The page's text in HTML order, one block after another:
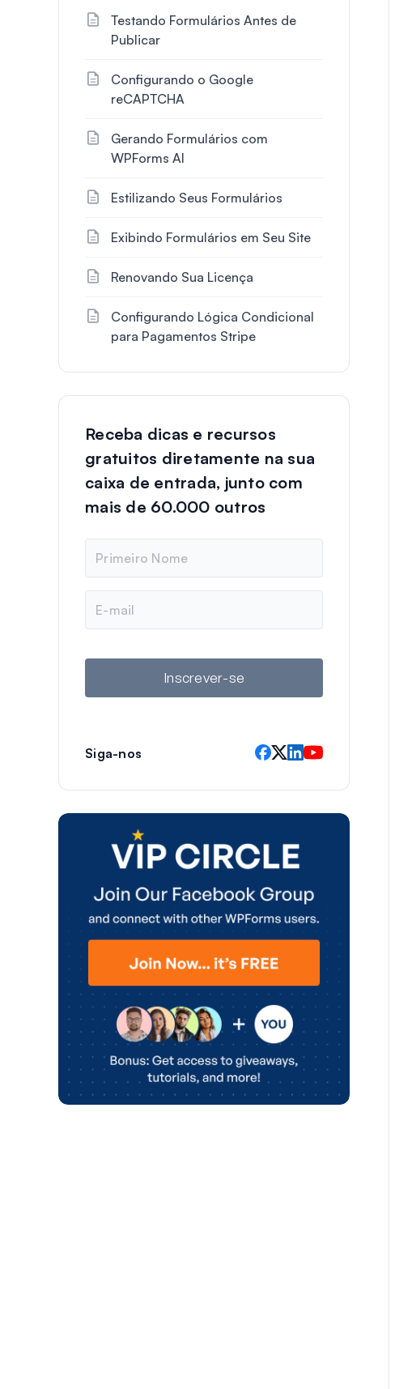
Testando Formulários Antes de
Publicar
Configurando o Google
reCAPTCHA
Gerando Formulários com
WPForms AI
Estilizando Seus Formulários
Exibindo Formulários em Seu Site
Renovando Sua Licença
Configurando Lógica Condicional
para Pagamentos Stripe
Receba dicas e recursos
gratuitos diretamente na sua
caixa de entrada, junto com
mais de 60.000 outros
m
e
m
i
Inscrever-se
Siga-nos